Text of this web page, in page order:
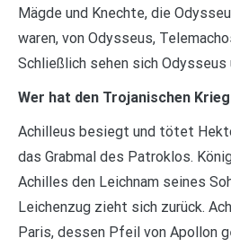
Mägde und Knechte, die
waren, von Odysseus,
Schließlich sehen sich Odysseus
Wer hat den Trojanischen
Achilleus besiegt und tötet
das Grabmal des Patroklos.
Achilles den Leichnam seines
Leichenzug zieht sich zurück.
Paris, dessen Pfeil von Apollon